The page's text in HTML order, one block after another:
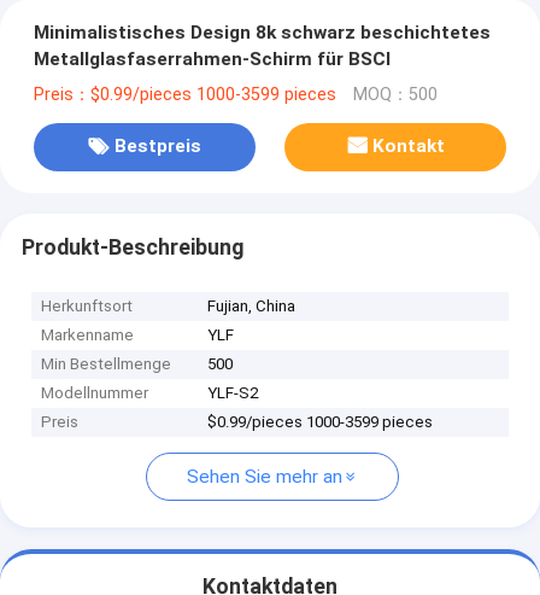
Minimalistisches Design 8k schwarz beschichtetes
Metallglasfaserrahmen-Schirm für BSCI
Preis：$0.99/pieces 1000-3599 pieces MOQ：500
Bestpreis Kontakt
Produkt-Beschreibung
Herkunftsort
Fujian, China
Markenname
YLF
Min Bestellmenge
500
Modellnummer
YLF-S2
Preis
$0.99/pieces 1000-3599 pieces
Sehen Sie mehr an
Kontaktdaten